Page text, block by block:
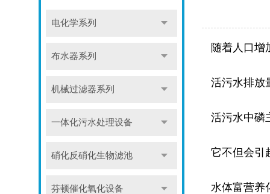
电化学系列
布水器系列
机械过滤器系列
一体化污水处理设备
硝化反硝化生物滤池
芬顿催化氧化设备
随着人口增
活污水排放
活污水中磷
它不但会引
水体富营养